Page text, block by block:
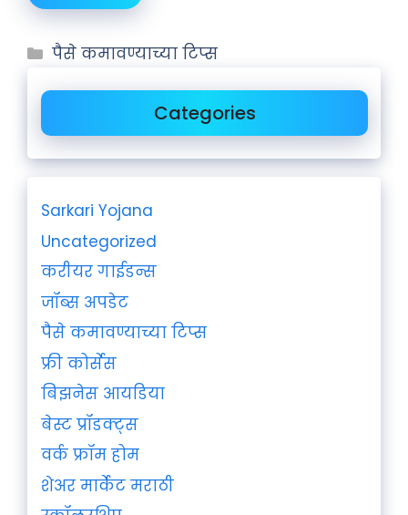
पैसे कमावण्याच्या टिप्स
Categories
Sarkari Yojana
Uncategorized
करीयर गाईडन्स
जॉब्स अपडेट
पैसे कमावण्याच्या टिप्स
फ्री कोर्सेस
बिझनेस आयडिया
बेस्ट प्रॉडक्ट्स
वर्क फ्रॉम होम
शेअर मार्केट मराठी